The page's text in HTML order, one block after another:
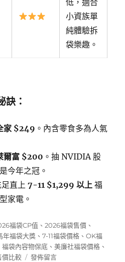
低，適合
小資族單
純體驗拆
袋樂趣。
訣：
家 $249 。內含零食多為人氣
爾富 $200 。抽 NVIDIA 股
今年之冠。
足直上7-11 $1,299 以上 福
家電。
福袋CP值 、2026福袋售價 、
年福袋大獎 、7-11福袋價格 、OK福
福袋內容物保底 、美廉社福袋價格 、
價比較
在
發佈留言